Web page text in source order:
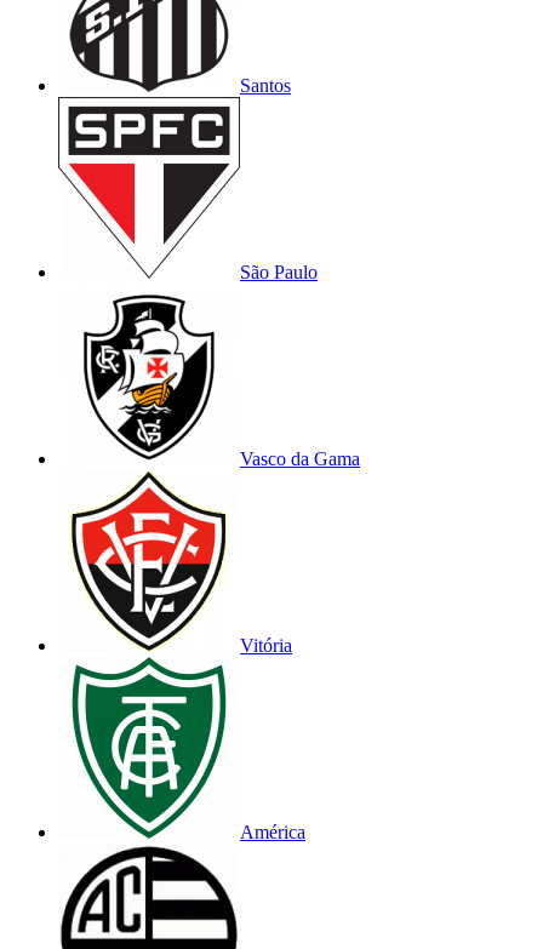
Santos
São Paulo
Vasco da Gama
Vitória
América